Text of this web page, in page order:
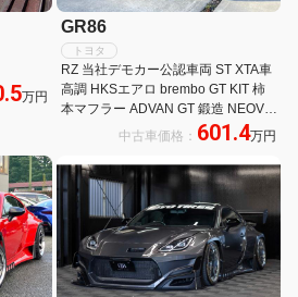
万円
GR86
トヨタ
RZ 当社デモカー公認車両 ST XTA車
高調 HKSエアロ brembo GT KIT 柿
本マフラー ADVAN GT 鍛造 NEOVA
AD09 ALPINE 9型ナビ RECARO2脚
中古車価格： 601.4万円